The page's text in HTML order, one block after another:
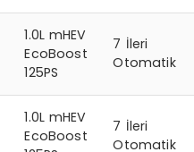
1.0L mHEV
EcoBoost
125PS
7 İleri
Otomatik
1.0L mHEV
EcoBoost
7 İleri
Otomatik